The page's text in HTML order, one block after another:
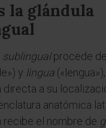
la glándula
sublingualprocede
y lingua
a su
anatómica
recibe el nombre de